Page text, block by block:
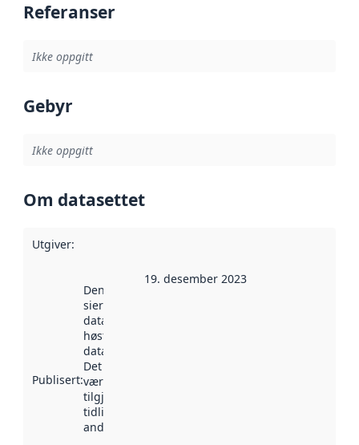
Referanser
Ikke oppgitt
Gebyr
Ikke oppgitt
Om datasettet
Utgiver:
Publisert:
Denne datoen
sier når
datasettet ble
høstet av
data.norge.no.
Det kan ha
vært
tilgjengelig
tidligere
andre steder.
19. desember 2023